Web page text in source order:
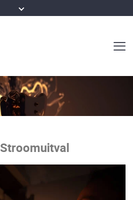
Stroomuitval